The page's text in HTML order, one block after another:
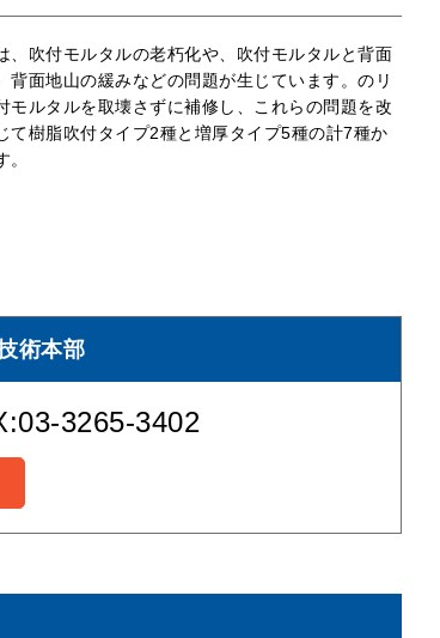
、吹付モルタルの老朽化や、吹付モルタルと背面
背面地山の緩みなどの問題が生じています。のリ
モルタルを取壊さずに補修し、これらの問題を改
て樹脂吹付タイプ2種と増厚タイプ5種の計7種か
術本部
3265-3402